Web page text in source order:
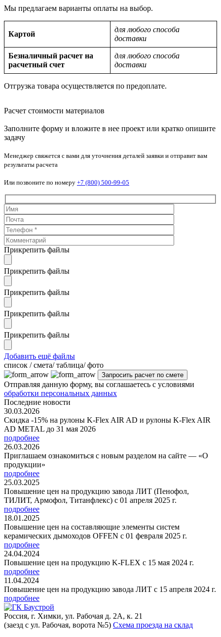
Мы предлагаем варианты оплаты на выбор.
Картой
для любого способа
доставки
Безналичный расчет на
расчетный счет
для любого способа
доставки
Отгрузка товара осуществляется по предоплате.
Расчет стоимости материалов
Заполните форму и вложите в нее проект или кратко опишите
задачу
Менеджер свяжется с вами для уточнения деталей заявки и отправит вам
результаты расчета
Или позвоните по номеру +7 (800) 500-99-05
Прикрепить файлы
Прикрепить файлы
Прикрепить файлы
Прикрепить файлы
Прикрепить файлы
Добавить ещё файлы
cписок / смета/ таблица/ фото
Отправляя данную форму, вы соглашаетесь с условиями
обработки персональных данных
Последние новости
30.03.2026
Скидка -15% на рулоны K-Flex AIR AD и рулоны K-Flex AIR
AD METAL до 31 мая 2026
подробнее
26.03.2026
Приглашаем ознакомиться с новым разделом на сайте — «О
продукции»
подробнее
25.03.2025
Повышение цен на продукцию завода ЛИТ (Пенофол,
ТИЛИТ, Армофол, Титанфлекс) с 01 апреля 2025 г.
подробнее
18.01.2025
Повышение цен на составляющие элементы систем
керамических дымоходов OFFEN с 01 февраля 2025 г.
подробнее
24.04.2024
Повышение цен на продукцию K-FLEX с 15 мая 2024 г.
подробнее
11.04.2024
Повышение цен на продукцию завода ЛИТ с 15 апреля 2024 г.
подробнее
Россия, г. Химки, ул. Рабочая д. 2А, к. 21
(заезд с ул. Рабочая, ворота №5) Схема проезда на склад